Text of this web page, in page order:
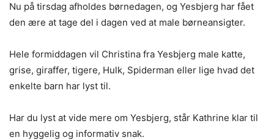
Nu på tirsdag afholdes børnedagen, og Yesbjerg har fået
den ære at tage del i dagen ved at male børneansigter.
Hele formiddagen vil Christina fra Yesbjerg male katte,
grise, giraffer, tigere, Hulk, Spiderman eller lige hvad det
enkelte barn har lyst til.
Har du lyst at vide mere om Yesbjerg, står Kathrine klar til
en hyggelig og informativ snak.